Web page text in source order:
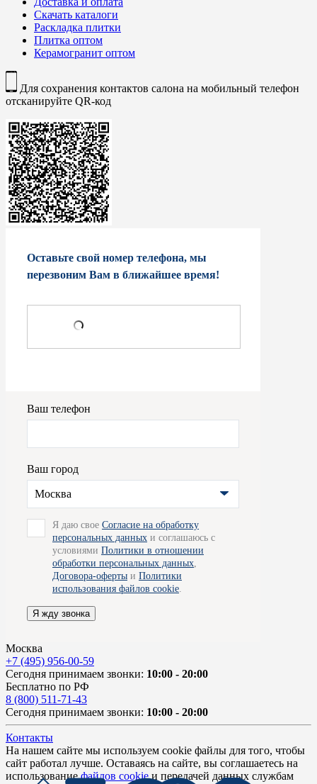
Скачать каталоги
Раскладка плитки
Плитка оптом
Керамогранит оптом
Для сохранения контактов салона на мобильный телефон
отсканируйте QR-код
Оставьте свой номер телефона, мы
перезвоним Вам в ближайшее время!
Ваш телефон
Ваш город
Москва
Я даю свое Согласие на обработку
персональных данных и соглашаюсь с
условиями Политики в отношении
обработки персональных данных
Договора-оферты и Политики
использования файлов cookie
Я жду звонка
Москва
+7 (495) 956-00-59
Сегодня принимаем звонки: 10:00 - 20:00
Бесплатно по РФ
8 (800) 511-71-43
Сегодня принимаем звонки: 10:00 - 20:00
Контакты
На нашем сайте мы используем cookie файлы для того, чтобы
сайт работал лучше. Оставаясь на сайте, вы соглашаетесь на
использованиефайлов cookieи передачей данных службам